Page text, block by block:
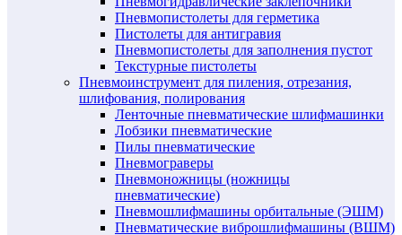
Пневмопистолеты для герметика
Пистолеты для антигравия
Пневмопистолеты для заполнения пустот
Текстурные пистолеты
Пневмоинструмент для пиления, отрезания,
шлифования, полирования
Ленточные пневматические шлифмашинки
Лобзики пневматические
Пилы пневматические
Пневмограверы
Пневмоножницы (ножницы
пневматические)
Пневмошлифмашины орбитальные (ЭШМ)
Пневматические виброшлифмашины (ВШМ)